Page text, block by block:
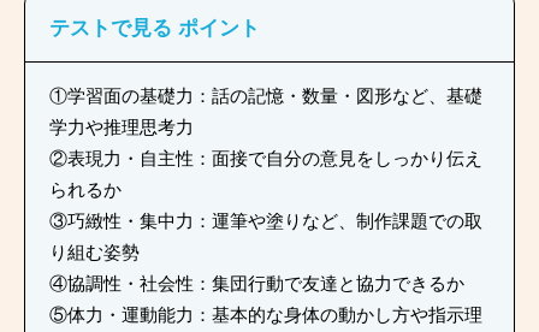
テストで見る ポイント
①学習面の基礎力：話の記憶・数量・図形など、基礎
学力や推理思考力
②表現力・自主性：面接で自分の意見をしっかり伝え
られるか
③巧緻性・集中力：運筆や塗りなど、制作課題での取
り組む姿勢
④協調性・社会性：集団行動で友達と協力できるか
⑤体力・運動能力：基本的な身体の動かし方や指示理